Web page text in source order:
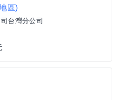
區)
台灣分公司